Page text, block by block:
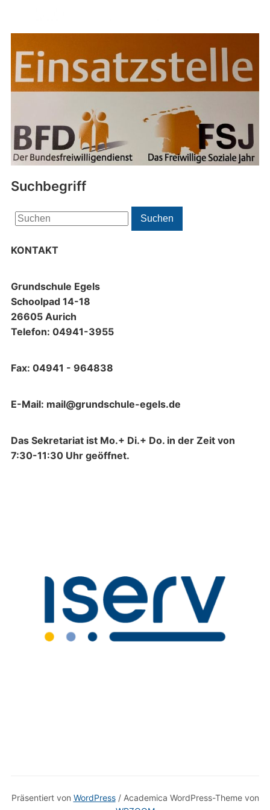
Suchbegriff
Search
for:
Suchen
KONTAKT
Grundschule Egels
Schoolpad 14-18
26605 Aurich
Telefon: 04941-3955
Fax: 04941 - 964838
E-Mail: mail@grundschule-egels.de
Das Sekretariat ist Mo.+ Di.+ Do. in der Zeit von
7:30-11:30 Uhr geöffnet.
Präsentiert von WordPress/ Academica WordPress-Theme von